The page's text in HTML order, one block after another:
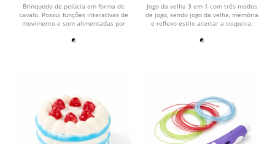
Brinquedo de pelúcia em forma de
cavalo. Possui funções interativas de
movimento e som alimentadas por
Jogo da velha 3 em 1 com três modos
de jogo, sendo jogo da velha, memória
e reflexo estilo acertar a toupeira,